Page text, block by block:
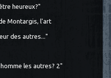
heureux?"
Montargis, l'art
des autres..."
les autres? 2"